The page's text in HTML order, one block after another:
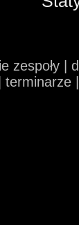
zespoły